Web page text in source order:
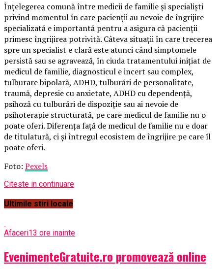
Înțelegerea comună între medicii de familie și specialiști
privind momentul în care pacienții au nevoie de îngrijire
specializată e importantă pentru a asigura că pacienții
primesc îngrijirea potrivită. Câteva situații în care trecerea
spre un specialist e clară este atunci când simptomele
persistă sau se agravează, în ciuda tratamentului inițiat de
medicul de familie, diagnosticul e incert sau complex,
tulburare bipolară, ADHD, tulburări de personalitate,
traumă, depresie cu anxietate, ADHD cu dependență,
psihoză cu tulburări de dispoziție sau ai nevoie de
psihoterapie structurată, pe care medicul de familie nu o
poate oferi. Diferența față de medicul de familie nu e doar
de titulatură, ci și întregul ecosistem de îngrijire pe care îl
poate oferi.
Foto: Pexels
Citeste in continuare
Ultimile stiri locale
Afaceri13 ore inainte
EvenimenteGratuite.ro promovează online